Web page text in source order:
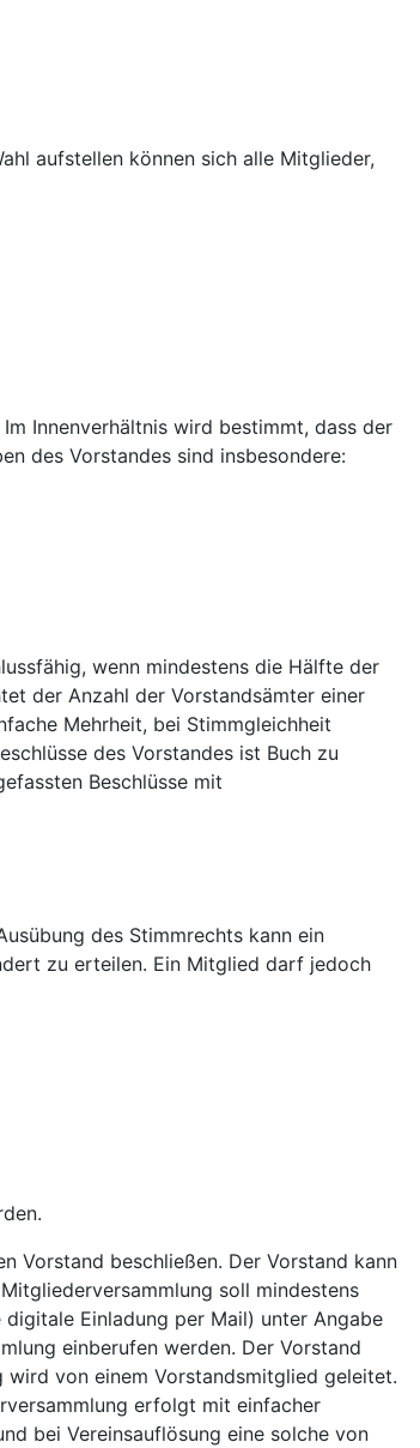
aufstellen können sich alle Mitglieder,
Innenverhältnis wird bestimmt, dass der
des Vorstandes sind insbesondere:
wenn mindestens die Hälfte der
der Anzahl der Vorstandsämter einer
Mehrheit, bei Stimmgleichheit
des Vorstandes ist Buch zu
Beschlüsse mit
des Stimmrechts kann ein
zu erteilen. Ein Mitglied darf jedoch
Vorstand beschließen. Der Vorstand kann
soll mindestens
Einladung per Mail) unter Angabe
einberufen werden. Der Vorstand
von einem Vorstandsmitglied geleitet.
erfolgt mit einfacher
bei Vereinsauflösung eine solche von